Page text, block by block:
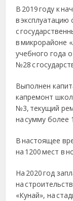
В 2019 году к
в
с
в микрорайоне
учебного года
№28 с
Выполнен
капремонт
№3, текущий
на сумму более
В настоящее
на 1200 мест в
На 2020 год
на
«Кунай», на